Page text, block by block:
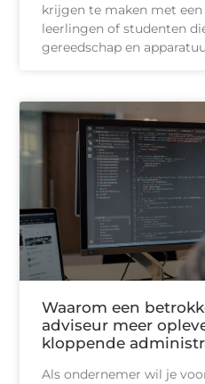
krijgen te maken met
leerlingen of studenten
gereedschap en
Waarom een
adviseur meer
kloppende
Als ondernemer wil je